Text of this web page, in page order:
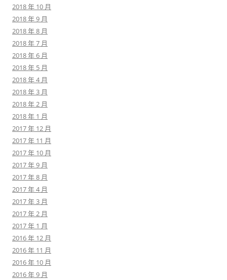
2018 年 10 月
2018 年 9 月
2018 年 8 月
2018 年 7 月
2018 年 6 月
2018 年 5 月
2018 年 4 月
2018 年 3 月
2018 年 2 月
2018 年 1 月
2017 年 12 月
2017 年 11 月
2017 年 10 月
2017 年 9 月
2017 年 8 月
2017 年 4 月
2017 年 3 月
2017 年 2 月
2017 年 1 月
2016 年 12 月
2016 年 11 月
2016 年 10 月
2016 年 9 月